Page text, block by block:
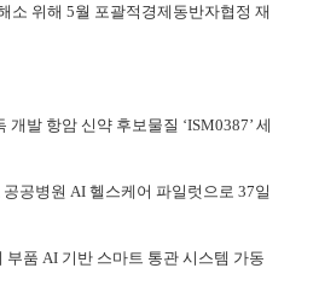
소 위해 5월 포괄적경제동반자협정 재
발 항암 신약 후보물질 ‘ISM0387’ 세
공병원 AI 헬스케어 파일럿으로 37일
부품 AI 기반 스마트 통관 시스템 가동